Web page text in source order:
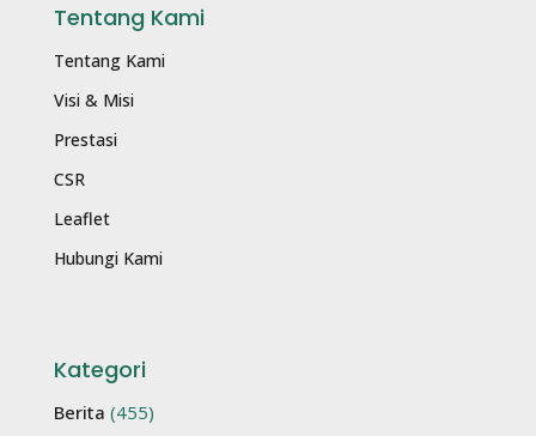
Tentang Kami
Tentang Kami
Visi & Misi
Prestasi
CSR
Leaflet
Hubungi Kami
Kategori
Berita (455)